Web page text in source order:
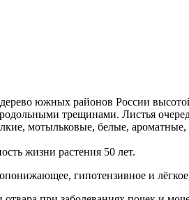
южных районов России
трещинами. Листья
мотыльковые, белые,
жизни растения 50 лет.
гипотензивное и лёгкое